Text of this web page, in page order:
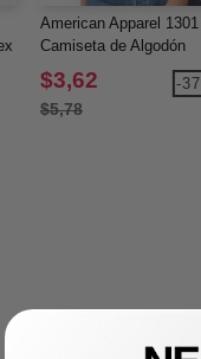
American Apparel
Camiseta de Algodón
Pesado
$3,62
$5,78
-